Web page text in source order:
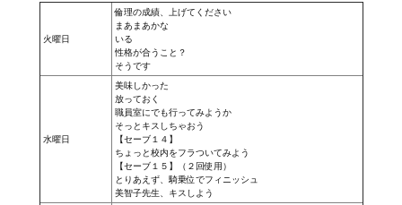
火曜日
倫理の成績、上げてください
まあまあかな
いる
性格が合うこと？
そうです
水曜日
美味しかった
放っておく
職員室にでも行ってみようか
そっとキスしちゃおう
【セーブ１４】
ちょっと校内をフラついてみよう
【セーブ１５】
（２回使用）
とりあえず、騎乗位でフィニッシュ
美智子先生、キスしよう